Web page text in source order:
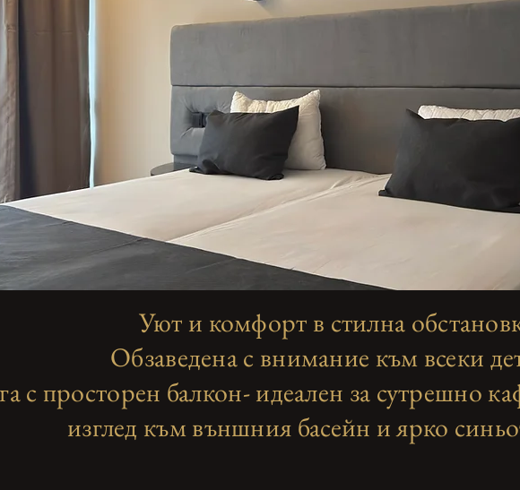
Уют и комфорт в стилна
Обзаведена с внимание към всеки
с просторен балкон- идеален за сутрешно
изглед към външния басейн и ярко